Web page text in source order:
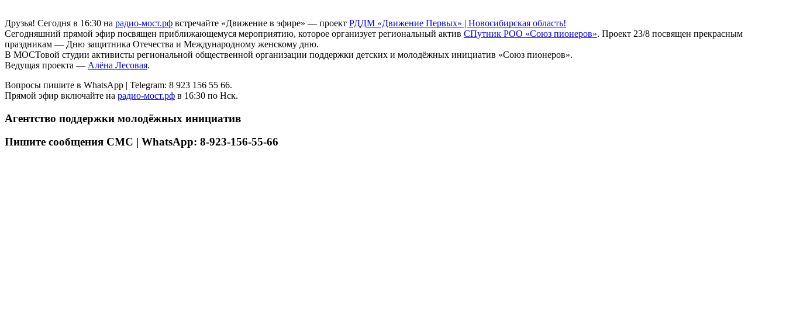
Друзья! Сегодня в 16:30 на радио-мост.рф встречайте «Движение в эфире» — проект РДДМ «Движение Первых» | Новосибирская область!
Сегодняшний прямой эфир посвящен приближающемуся мероприятию, которое организует региональный актив СПутник РОО «Союз пионеров». Проект 23/8 посвящен прекрасным
праздникам — Дню защитника Отечества и Международному женскому дню.
В МОСТовой студии активисты региональной общественной организации поддержки детских и молодёжных инициатив «Союз пионеров».
Ведущая проекта — Алёна Лесовая.
Вопросы пишите в WhatsApp | Telegram: 8 923 156 55 66.
Прямой эфир включайте на радио-мост.рф в 16:30 по Нск.
Агентство поддержки молодёжных инициатив
Пишите сообщения СМС | WhatsApp: 8-923-156-55-66